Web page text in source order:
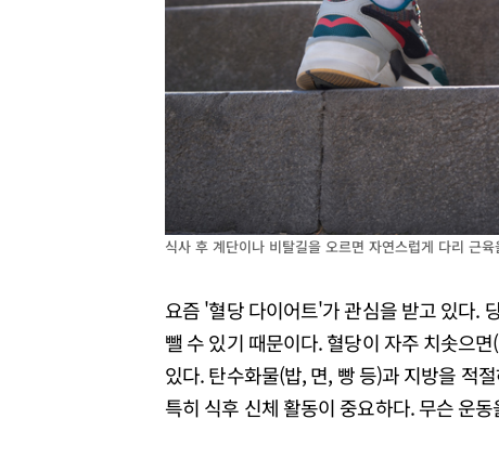
식사 후 계단이나 비탈길을 오르면 자연스럽게 다리 근
요즘 '혈당 다이어트'가 관심을 받고 있다.
뺄 수 있기 때문이다. 혈당이 자주 치솟으
있다. 탄수화물(밥, 면, 빵 등)과 지방을 적
특히 식후 신체 활동이 중요하다. 무슨 운